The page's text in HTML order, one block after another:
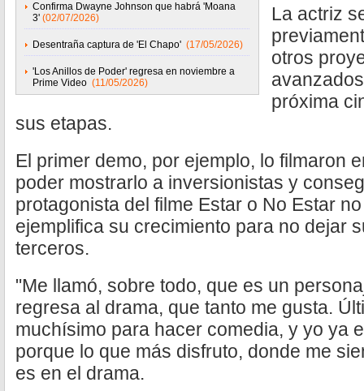
Confirma Dwayne Johnson que habrá 'Moana
3' (02/07/2026)
Desentraña captura de 'El Chapo' (17/05/2026)
'Los Anillos de Poder' regresa en noviembre a
Prime Video (11/05/2026)
La actriz
otros
próxima
sus etapas.
El primer demo, por ejemplo, lo filmaron
poder mostrarlo a inversionistas y
protagonista del filme Estar o No Estar
ejemplifica su crecimiento para no dejar
terceros.
"Me llamó, sobre todo, que es un
regresa al drama, que tanto me gusta.
muchísimo para hacer comedia, y yo ya
porque lo que más disfruto, donde me
es en el drama.